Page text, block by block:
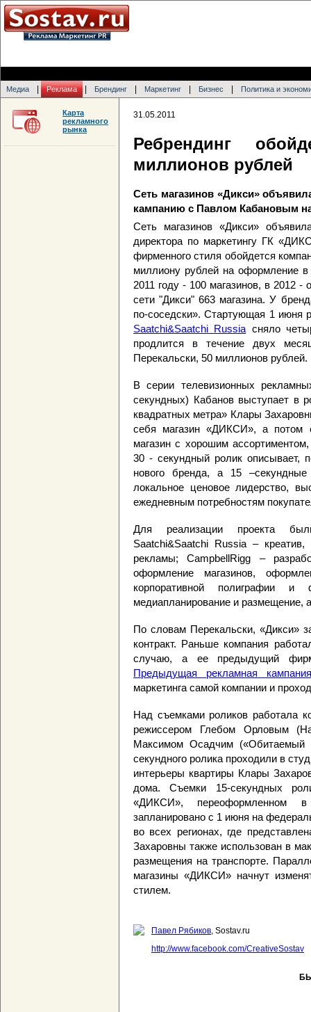
Медиа Реклама Брендинг Маркетинг Бизнес Политика и
31.05.2011
Ребрендинг
миллионов рублей
Сеть магазинов «Дикси»
кампанию с Павлом Кабановым
Сеть магазинов «Дикси»
директора по маркетингу ГК
фирменного стиля обойдется
миллиону рублей на оформление в
2011 году - 100 магазинов, в 2012
сети "Дикси" 663 магазина. У
по-соседски». Стартующая 1 июня
Saatchi&Saatchi Russia сняло
продлится в течение двух
Перекальски, 50 миллионов рублей.
В серии телевизионных
секундных) Кабанов выступает в
квадратных метра» Клары
себя магазин «ДИКСИ», а потом
магазин с хорошим
30 - секундный ролик описывает,
нового бренда, а 15
локальное ценовое лидерство,
ежедневным потребностям
Для реализации проекта
Saatchi&Saatchi Russia –
рекламы; CampbellRigg –
оформление магазинов,
корпоративной полиграфии
медиапланирование и размещение,
По словам Перекальски, «Дикси»
контракт. Раньше компания
случаю, а ее предыдущий
Предыдущая рекламная кампания
маркетинга самой компании и
Над съемками роликов работала
режиссером Глебом Орловым
Максимом Осадчим
секундного ролика проходили в
интерьеры квартиры Клары
дома. Съемки 15-секундных
«ДИКСИ», переоформленном
запланировано с 1 июня на
во всех регионах, где
Захаровны также использован в
размещения на транспорте.
магазины «ДИКСИ» начнут
стилем.
Павел Рябиков, Sostav.ru
http://www.facebook.com/CreativeSostav
Карта
рекламного
рынка